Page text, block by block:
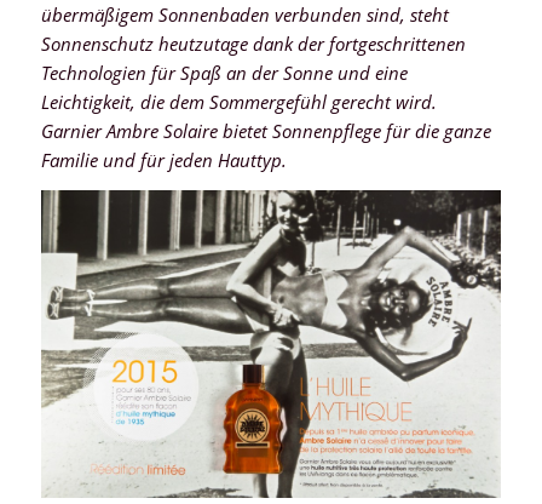
übermäßigem Sonnenbaden verbunden sind, steht
Sonnenschutz heutzutage dank der fortgeschrittenen
Technologien für Spaß an der Sonne und eine
Leichtigkeit, die dem Sommergefühl gerecht wird.
Garnier Ambre Solaire bietet Sonnenpflege für die ganze
Familie und für jeden Hauttyp.